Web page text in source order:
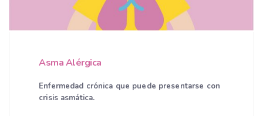
Asma Alérgica
Enfermedad crónica que puede presentarse con
crisis asmática.